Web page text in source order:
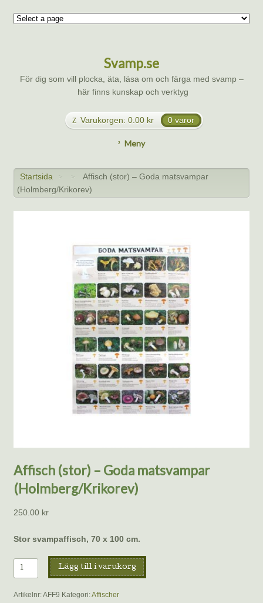
Svamp.se
För dig som vill plocka, äta, läsa om och färga med svamp –
här finns kunskap och verktyg
Varukorgen: 0.00 kr 0 varor
Meny
Startsida > >
Affisch (stor) – Goda matsvampar
(Holmberg/Krikorev)
Affisch (stor) – Goda matsvampar
(Holmberg/Krikorev)
250.00 kr
Stor svampaffisch, 70 x 100 cm.
Affisch
(stor)
–
Lägg till i varukorg
Artikelnr:AFF9 Kategori:Affischer